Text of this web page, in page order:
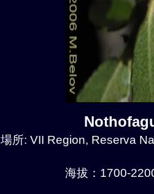
場所: VII Region, Reserva
海拔：1700-